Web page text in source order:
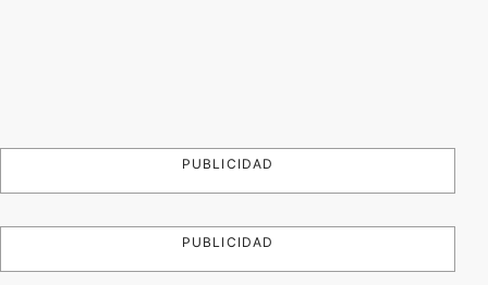
PUBLICIDAD
PUBLICIDAD